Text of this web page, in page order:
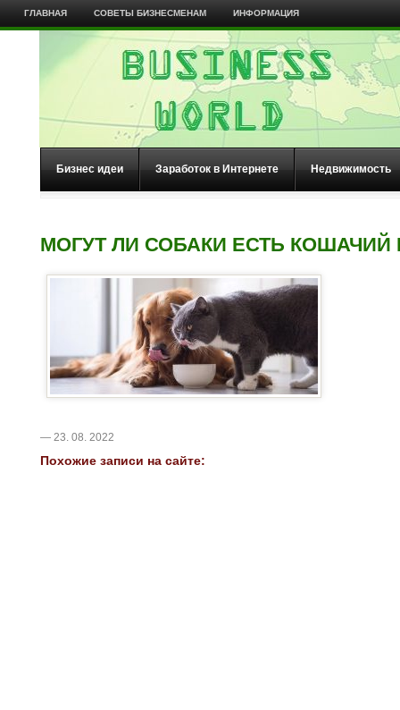
ГЛАВНАЯ СОВЕТЫ БИЗНЕСМЕНАМ ИНФОРМАЦИЯ
Бизнес идеи Заработок в Интернете Недвижимость
МОГУТ ЛИ СОБАКИ ЕСТЬ КОШАЧИЙ
— 23. 08. 2022
Похожие записи на сайте: